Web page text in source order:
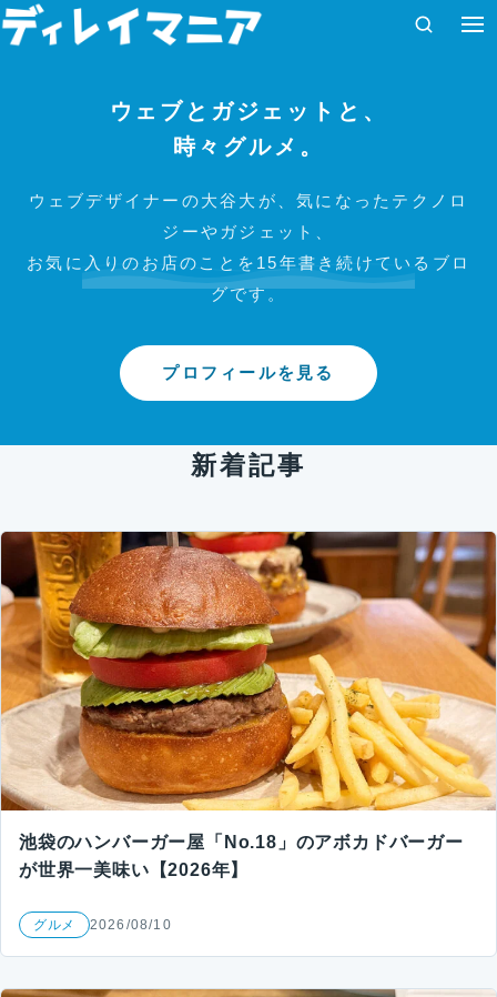
コンテンツへスキップ
検索
ウェブとガジェットと、
時々グルメ。
ウェブデザイナーの大谷大が、気になったテクノロ
ジーやガジェット、
お気に入りのお店のことを15年書き続けているブロ
グです。
プロフィールを見る
新着記事
池袋のハンバーガー屋「No.18」のアボカドバーガー
が世界一美味い【2026年】
グルメ 2026/08/10